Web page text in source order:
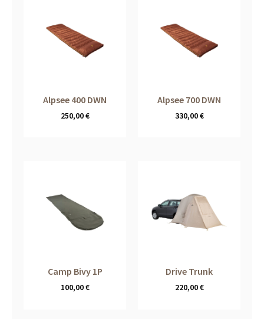
Alpsee 400 DWN
250,00€
Alpsee 700 DWN
330,00€
Camp Bivy 1P
100,00€
Drive Trunk
220,00€